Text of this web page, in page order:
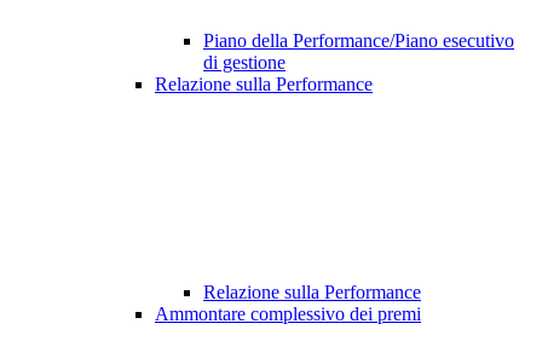
Piano della Performance/Piano esecutivo
di gestione
Relazione sulla Performance
Relazione sulla Performance
Ammontare complessivo dei premi